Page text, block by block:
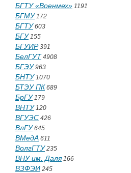
БГТУ «Военмех» 1191
БГМУ172
БГТУ603
БГУ155
БГУИР391
БелГУТ 4908
БГЭУ963
БНТУ1070
БТЭУ ПК 689
БрГУ179
ВНТУ120
ВГУЭС 426
ВлГУ645
ВМедА 611
ВолгГТУ235
ВНУ им. Даля166
ВЗФЭИ 245